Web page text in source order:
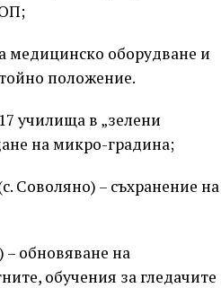
медицинско оборудване и
положение.
училища в „зелени
на микро-градина;
Соволяно) – съхранение на
– обновяване на
обучения за гледачите